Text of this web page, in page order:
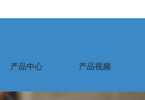
产品中心 产品视频